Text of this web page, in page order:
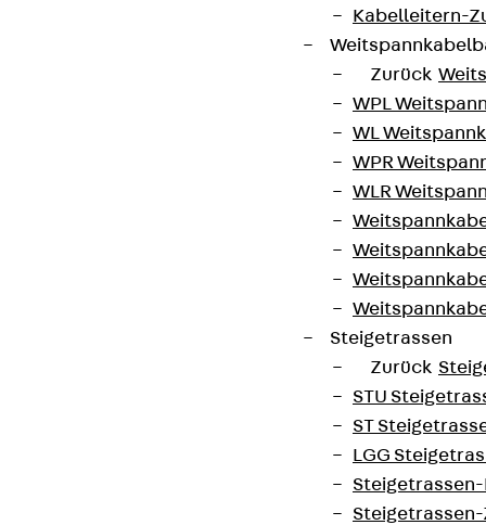
Kabelleitern-
Zurück
WPL
WL
WPR
WLR
Steigetrassen
Zurück
STU
ST
LGG
Steigetrassen-